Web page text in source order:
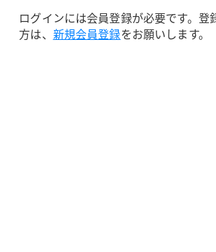
ログインには会員登録が必要です。登
方は、 新規会員登録をお願いします。